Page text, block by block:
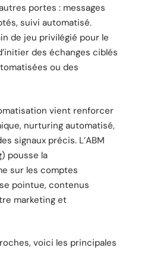
portes : messages
suivi automatisé.
de jeu privilégié pour le
des échanges ciblés
ou des
vient renforcer
nurturing automatisé,
signaux précis. L’ABM
pousse la
sur les comptes
pointue, contenus
marketing et
voici les principales